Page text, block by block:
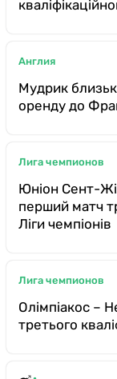
Англия
Мудрик
оренду до
Лига чемпионов
Юніон Сент-
перший матч
Ліги чемпіонів
Лига чемпионов
Олімпіакос –
третього